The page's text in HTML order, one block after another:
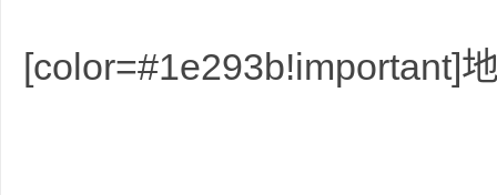
[color=#1e293b!important]